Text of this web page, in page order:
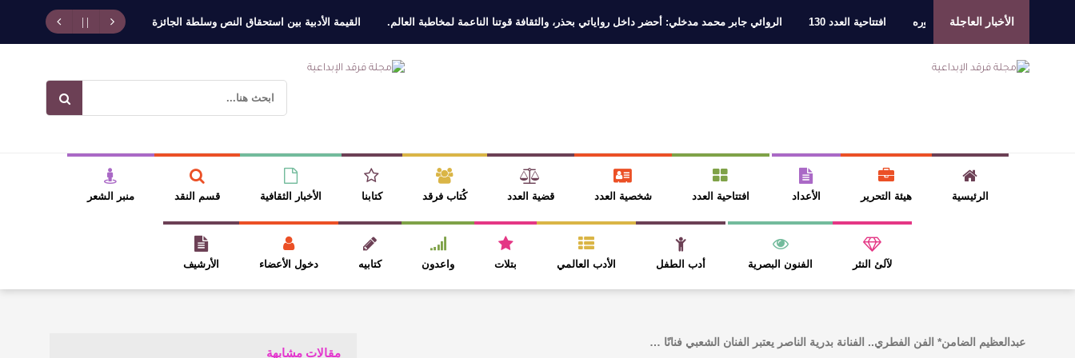
الأخبار العاجلة
الشاعر عبدالواحد بجمهوره افتتاحية العدد 130 الروائي جابر محمد مدخلي: أحضر داخل رواياتي بحذر، والثقافة قوتنا الناعمة لمخاطبة العالم. القيمة الأدبية بين استحقاق النص وسلطة الجائزة اللون الأحمر وشاح سردية الأدب
الرئيسية هيئة التحرير الأعداد افتتاحية العدد شخصية العدد قضية العدد كُتاب فرقد كتابنا الأخبار الثقافية قسم النقد منبر الشعر
لآلئ النثر الفنون البصرية أدب الطفل الأدب العالمي بتلات واعدون كتابيه دخول الأعضاء الأرشيف
مقالات مشابهة
عبدالعظيم الضامن* الفن الفطري.. الفنانة بدرية الناصر يعتبر الفنان الشعبي فنانًا …